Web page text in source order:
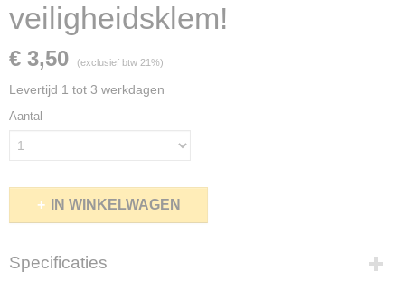
veiligheidsklem!
€ 3,50 (exclusief btw 21%)
Levertijd 1 tot 3 werkdagen
Aantal
IN WINKELWAGEN
Specificaties